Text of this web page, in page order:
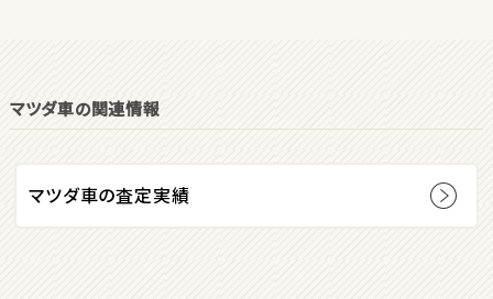
ダイハツ
マツダ車の関連情報
マツダ車の査定実績